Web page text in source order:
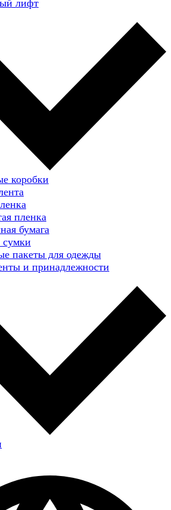
лифт
коробки
пленка
бумага
пакеты для одежды
и принадлежности